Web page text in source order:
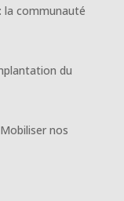
la communauté
du
nos